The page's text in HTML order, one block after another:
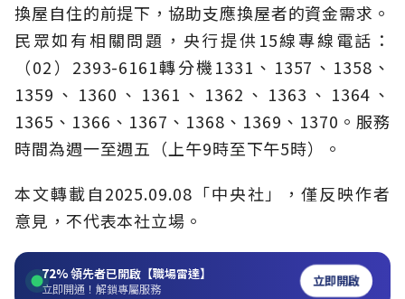
換屋自住的前提下，協助支應換屋者的資金需求。
民眾如有相關問題，央行提供15線專線電話：
（02）2393-6161轉分機1331、1357、1358、
1359、1360、1361、1362、1363、1364、
1365、1366、1367、1368、1369、1370。服務
時間為週一至週五（上午9時至下午5時）。
本文轉載自2025.09.08「中央社」，僅反映作者
意見，不代表本社立場。
72%領先者已開啟【職場雷達】
立即開通！解鎖專屬服務 立即開啟